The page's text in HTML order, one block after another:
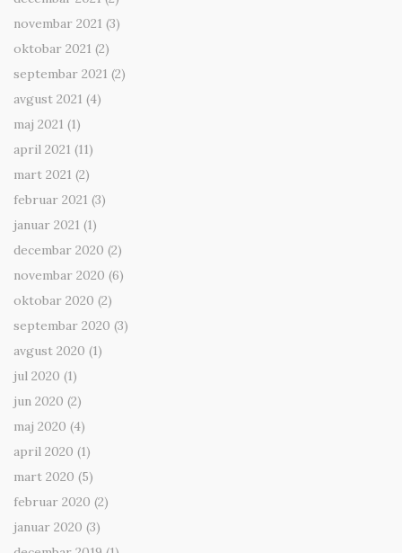
novembar 2021 (3)
oktobar 2021 (2)
septembar 2021 (2)
avgust 2021 (4)
maj 2021 (1)
april 2021 (11)
mart 2021 (2)
februar 2021 (3)
januar 2021 (1)
decembar 2020 (2)
novembar 2020 (6)
oktobar 2020 (2)
septembar 2020 (3)
avgust 2020 (1)
jul 2020 (1)
jun 2020 (2)
maj 2020 (4)
april 2020 (1)
mart 2020 (5)
februar 2020 (2)
januar 2020 (3)